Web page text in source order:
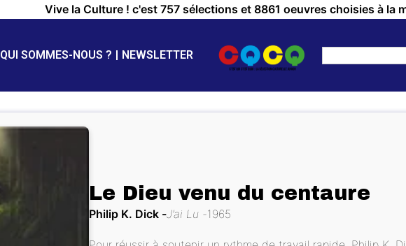
Vive la Culture ! c'est 757 sélections et 8861 oeuvres choisies à la
QUI SOMMES-NOUS ? NEWSLETTER
Le Dieu venu du centaure
Philip K. Dick J’ai Lu 1965